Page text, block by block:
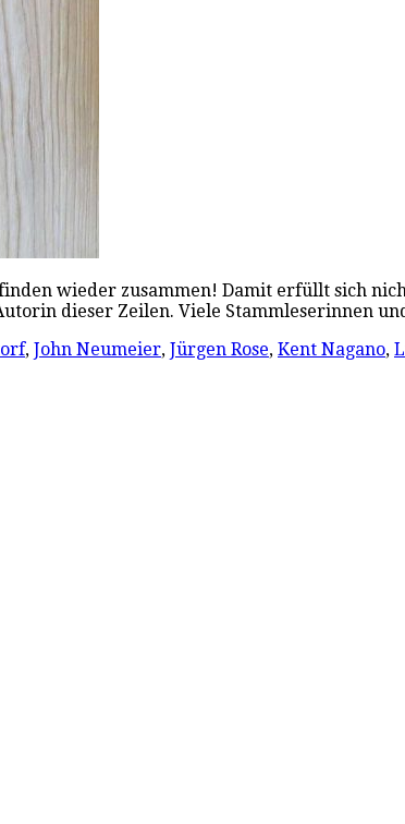
wieder zusammen! Damit erfüllt sich
dieser Zeilen. Viele Stammleserinnen
, John Neumeier, Jürgen Rose, Kent Nagano,